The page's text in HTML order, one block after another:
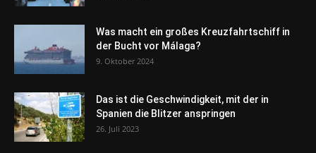
Was macht ein großes Kreuzfahrtschiff in
der Bucht vor Málaga?
9. Oktober 2024
Das ist die Geschwindigkeit, mit der in
Spanien die Blitzer anspringen
26. Juli 2023